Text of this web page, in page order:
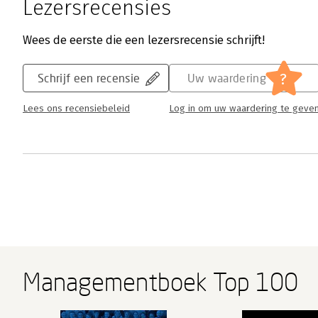
Lezersrecensies
Wees de eerste die een lezersrecensie schrijft!
Schrijf een recensie
Lees ons recensiebeleid
Uw waardering ?
Log in om uw waardering te
Managementboek Top 100